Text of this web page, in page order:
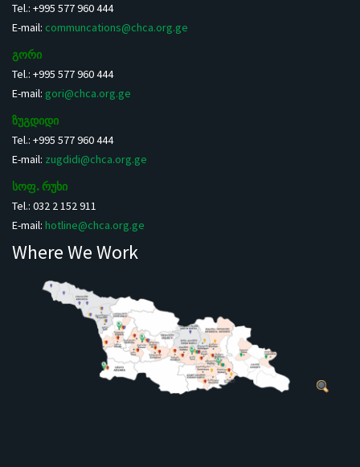
Tel.: +995 577 960 444
E-mail: communcations@chca.org.ge
გორი
Tel.: +995 577 960 444
E-mail: gori@chca.org.ge
ზუგდიდი
Tel.: +995 577 960 444
E-mail: zugdidi@chca.org.ge
სოფ. რუხი
Tel.: 032 2 152 911
E-mail: hotline@chca.org.ge
Where We Work